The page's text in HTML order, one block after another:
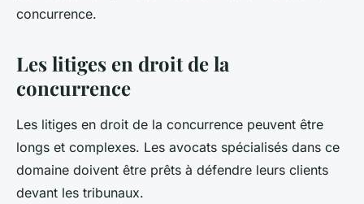
concurrence.
Les litiges en droit de la
concurrence
Les litiges en droit de la concurrence peuvent être
longs et complexes. Les avocats spécialisés dans ce
domaine doivent être prêts à défendre leurs clients
devant les tribunaux.